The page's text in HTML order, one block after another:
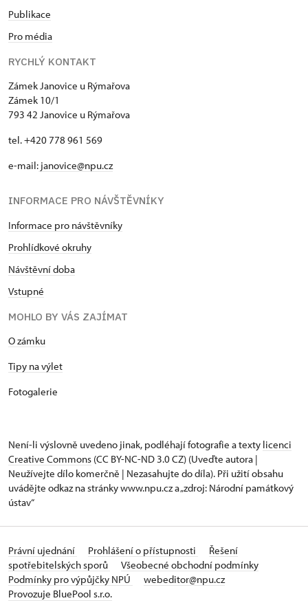
Publikace
Pro média
RYCHLÝ KONTAKT
Zámek Janovice u Rýmařova
Zámek 10/1
793 42 Janovice u Rýmařova
tel. +420 778 961 569
e-mail: janovice@npu.cz
INFORMACE PRO NÁVŠTĚVNÍKY
Informace pro návštěvníky
Prohlídkové okruhy
Návštěvní doba
Vstupné
MOHLO BY VÁS ZAJÍMAT
O zámku
Tipy na výlet
Fotogalerie
Není-li výslovně uvedeno jinak, podléhají fotografie a texty licenci
Creative Commons (CC BY-NC-ND 3.0 CZ) (Uveďte autora |
Neužívejte dílo komerčně | Nezasahujte do díla). Při užití obsahu
uvádějte odkaz na stránky www.npu.cz a „zdroj: Národní památkový
ústav“
Právní ujednání Prohlášení o přístupnosti
Řešení
spotřebitelských sporů
Všeobecné obchodní podmínky
Podmínky pro výpůjčky NPÚ
webeditor@npu.cz
Provozuje BluePool s.r.o.